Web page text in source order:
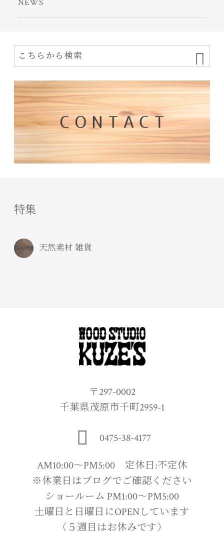
NEWS
特集
天然素材 雑貨
〒297-0002
千葉県茂原市千町2959-1
0475-38-4177
AM10:00〜PM5:00 定休日:不定休
※休業日はブログでご確認ください
ショールーム PM1:00〜PM5:00
土曜日と日曜日にOPENしています
（５週目はお休みです）